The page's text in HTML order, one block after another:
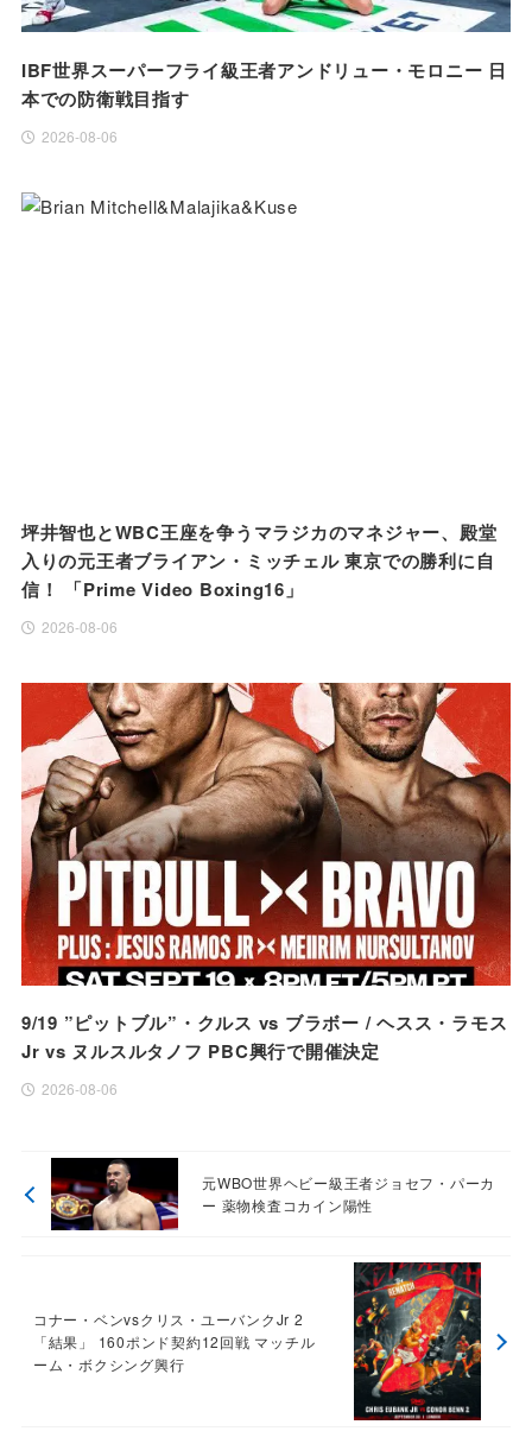
IBF世界スーパーフライ級王者アンドリュー・モロニー 日
本での防衛戦目指す
2026-08-06
坪井智也とWBC王座を争うマラジカのマネジャー、殿堂
入りの元王者ブライアン・ミッチェル 東京での勝利に自
信！ 「Prime Video Boxing16」
2026-08-06
9/19 ”ピットブル”・クルス vs ブラボー / ヘスス・ラモス
Jr vs ヌルスルタノフ PBC興行で開催決定
2026-08-06
元WBO世界ヘビー級王者ジョセフ・パーカ
ー 薬物検査コカイン陽性
コナー・ベンvsクリス・ユーバンクJr 2
「結果」 160ポンド契約12回戦 マッチル
ーム・ボクシング興行